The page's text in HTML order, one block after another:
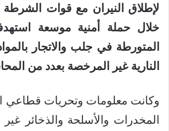
لإطلاق النيران مع قوات
خلال حملة أمنية موسعة
المتورطة في جلب والاتجار
النارية غير المرخصة بعدد من
وكانت معلومات وتحريات قطاعي
المخدرات والأسلحة والذخائر